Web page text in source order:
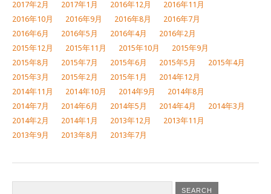
2017年2月
2017年1月 2016年12月
2016年11月
2016年10月
2016年9月 2016年8月
2016年7月
2016年6月
2016年5月 2016年4月
2016年2月
2015年12月
2015年11月 2015年10月
2015年9月
2015年8月
2015年7月 2015年6月 2015年5月
2015年4月
2015年3月
2015年2月 2015年1月
2014年12月
2014年11月
2014年10月 2014年9月
2014年8月
2014年7月
2014年6月 2014年5月 2014年4月
2014年3月
2014年2月
2014年1月 2013年12月
2013年11月
2013年9月
2013年8月 2013年7月